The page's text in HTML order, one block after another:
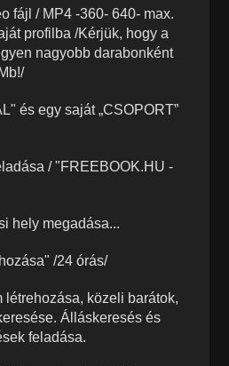
fájl / MP4 -360- 640- max.
profilba /Kérjük, hogy a
nagyobb darabonként
és egy saját „CSOPORT”
/ "FREEBOOK.HU -
hely megadása...
/24 órás/
létrehozása, közeli barátok,
Álláskeresés és
feladása.